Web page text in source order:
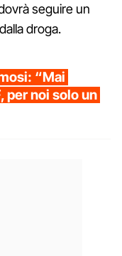
seguire un
droga.
“Mai
per noi solo un